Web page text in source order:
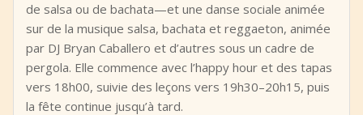
de salsa ou de bachata—et une danse sociale animée
sur de la musique salsa, bachata et reggaeton, animée
par DJ Bryan Caballero et d’autres sous un cadre de
pergola. Elle commence avec l’happy hour et des tapas
vers 18h00, suivie des leçons vers 19h30–20h15, puis
la fête continue jusqu’à tard.